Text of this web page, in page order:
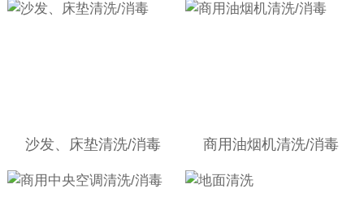
沙发、床垫清洗/消毒 商用油烟机清洗/消毒